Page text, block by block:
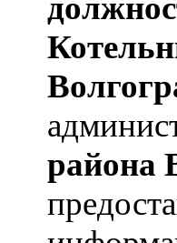
района